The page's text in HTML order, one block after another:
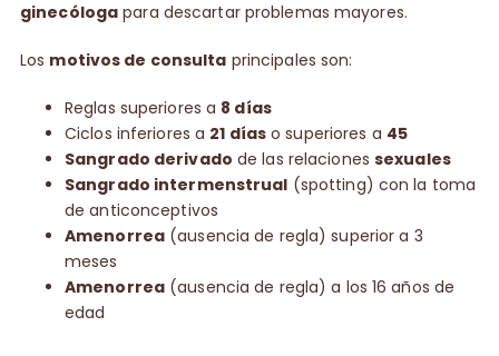
ginecóloga para descartar problemas mayores.
Los motivos de consulta principales son:
Reglas superiores a 8 días
Ciclos inferiores a 21 días o superiores a 45
Sangrado derivado de las relacionessexuales
Sangrado intermenstrual (spotting) con la toma
de anticonceptivos
Amenorrea (ausencia de regla) superior a 3
meses
Amenorrea (ausencia de regla) a los 16 años de
edad